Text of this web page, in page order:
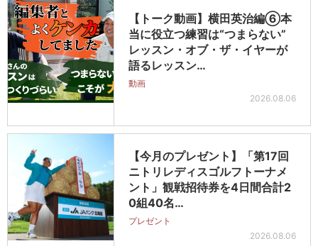
【トーク動画】横田英治編⑥本
当に役立つ練習は“つまらない”
レッスン・オブ・ザ・イヤーが
語るレッスン…
動画
2026.08.06
【今月のプレゼント】「第17回
ニトリレディスゴルフトーナメ
ント」観戦招待券を4日間合計2
0組40名…
プレゼント
2026.08.06